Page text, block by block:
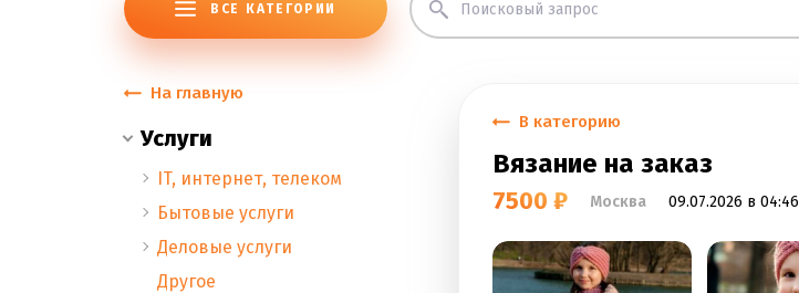
ВСЕ КАТЕГОРИИ
На главную
Услуги
IT, интернет, телеком
Бытовые услуги
Деловые услуги
Другое
В категорию
Вязание на заказ
7500 ₽ Москва 09.07.2026 в 04:46